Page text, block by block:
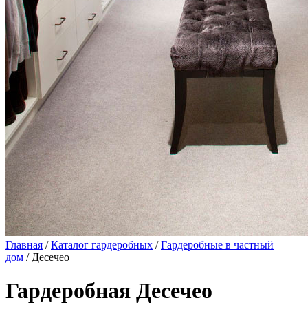
Главная /Каталог гардеробных /Гардеробные в частный
дом / Десечео
Гардеробная Десечео